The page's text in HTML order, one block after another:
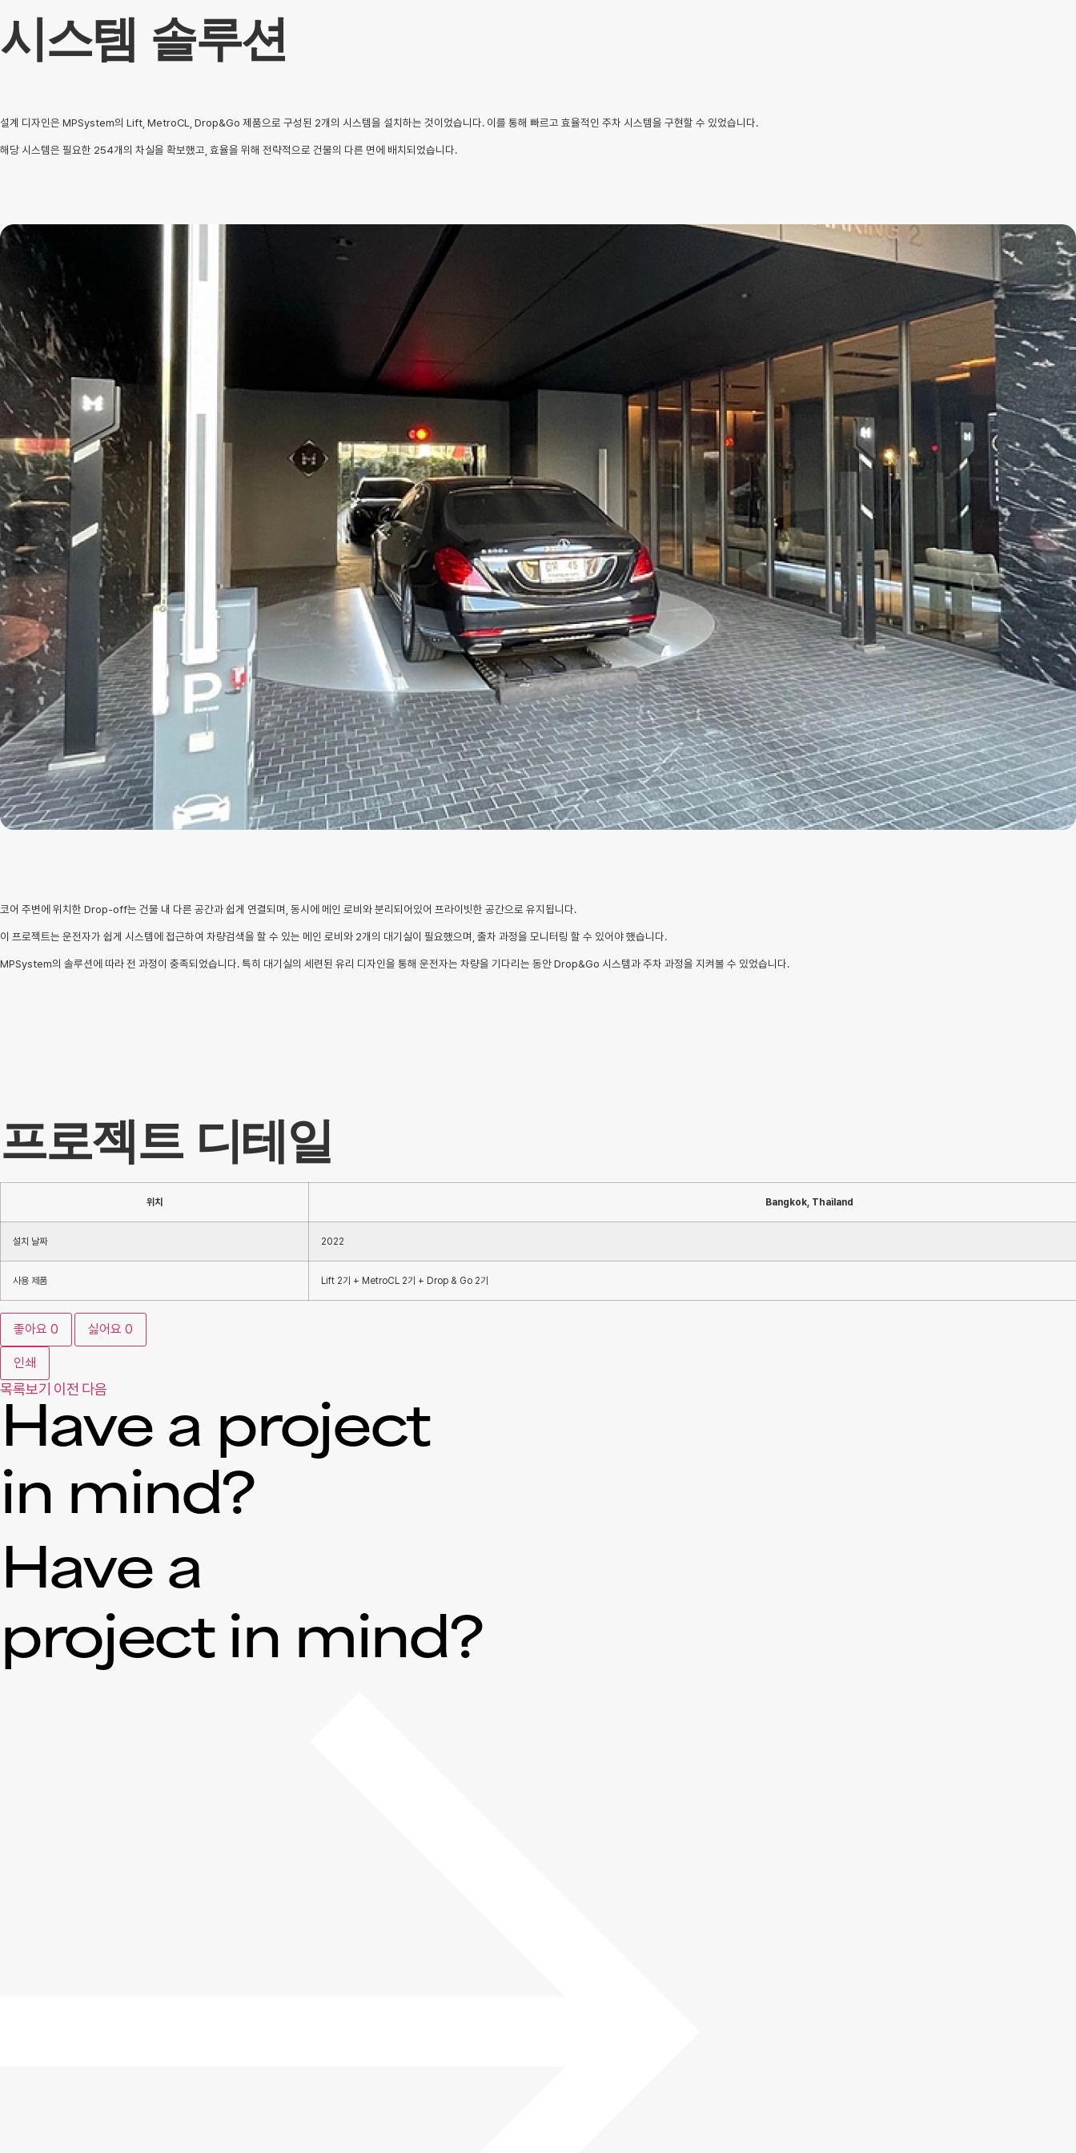
시스템 솔루션
설계 디자인은 MPSystem의 Lift, MetroCL, Drop&Go 제품으로 구성된 2개의 시스템을 설치하는 것이었습니다. 이를 통해 빠르고 효율적인 주차 시스템을 구현할 수 있었습니다.
해당 시스템은 필요한 254개의 차실을 확보했고, 효율을 위해 전략적으로 건물의 다른 면에 배치되었습니다.
코어 주변에 위치한 Drop-off는 건물 내 다른 공간과 쉽게 연결되며, 동시에 메인 로비와 분리되어있어 프라이빗한 공간으로 유지됩니다.
이 프로젝트는 운전자가 쉽게 시스템에 접근하여 차량검색을 할 수 있는 메인 로비와 2개의 대기실이 필요했으며, 출차 과정을 모니터링 할 수 있어야 했습니다.
MPSystem의 솔루션에 따라 전 과정이 충족되었습니다. 특히 대기실의 세련된 유리 디자인을 통해 운전자는 차량을 기다리는 동안 Drop&Go 시스템과 주차 과정을 지켜볼 수 있었습니다.
프로젝트 디테일
위치 Bangkok, Thailand
설치 날짜 2022
사용 제품 Lift 2기 + MetroCL 2기 + Drop & Go 2기
좋아요 0 싫어요 0
인쇄
목록보기 이전 다음
Have a project
in mind?
Have a
project in mind?